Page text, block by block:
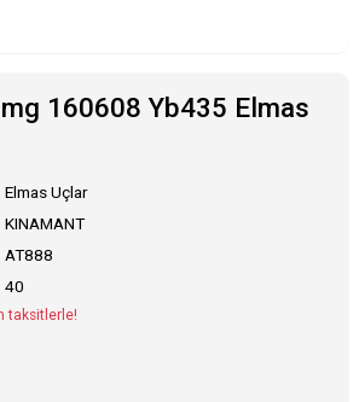
160608 Yb435 Elmas
Elmas Uçlar
KINAMANT
AT888
40
taksitlerle!